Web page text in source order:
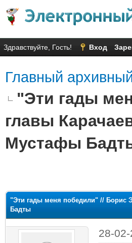
Здравствуйте, Гость! Вход
Главный
"Эти гады
главы
Мустафы
"Эти гады меня победили" // Борис
Бадты
28-